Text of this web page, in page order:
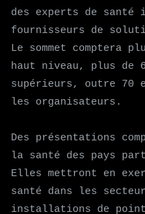
des experts de santé
fournisseurs de
Le sommet comptera
haut niveau, plus de
supérieurs, outre 70
les organisateurs.
Des présentations
la santé des pays
Elles mettront en
santé dans les
installations de